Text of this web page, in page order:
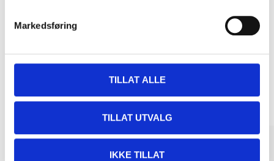
Markedsføring
TILLAT ALLE
TILLAT UTVALG
IKKE TILLAT
Relaterte produkter